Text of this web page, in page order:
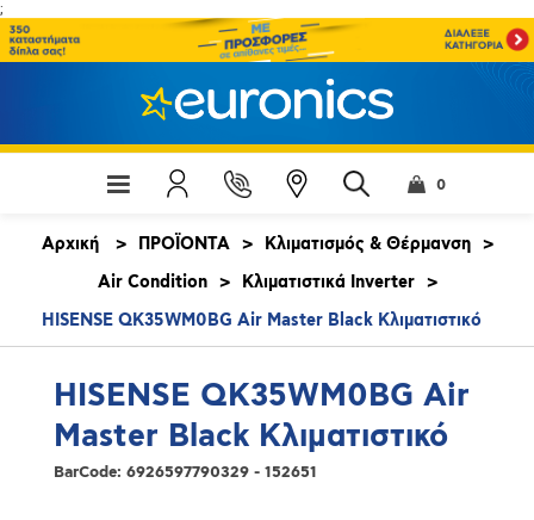
;
0
Αρχική > ΠΡΟΪΟΝΤΑ > Κλιματισμός & Θέρμανση >
Air Condition > Κλιματιστικά Inverter >
HISENSE QK35WM0BG Air Master Black Κλιματιστικό
HISENSE QK35WM0BG Air
Master Black Κλιματιστικό
BarCode: 6926597790329 - 152651